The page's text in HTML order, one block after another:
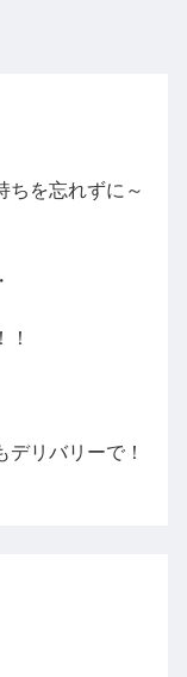
ちを忘れずに～
リバリーで！